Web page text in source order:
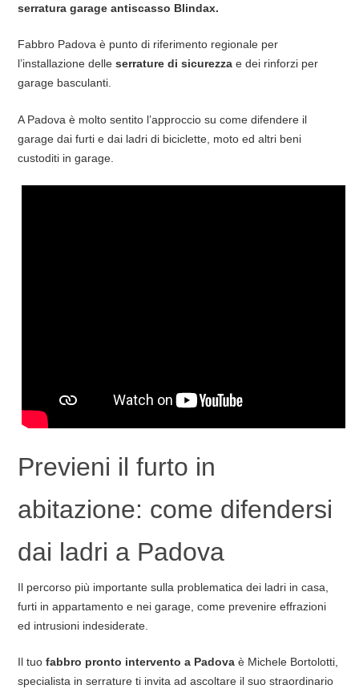
serratura garage antiscasso Blindax.
Fabbro Padova è punto di riferimento regionale per
l’installazione delle serrature di sicurezzae dei rinforzi per
garage basculanti.
A Padova è molto sentito l’approccio su come difendere il
garage dai furti e dai ladri di biciclette, moto ed altri beni
custoditi in garage.
Previeni il furto in
abitazione: come difendersi
dai ladri a Padova
Il percorso più importante sulla problematica dei ladri in casa,
furti in appartamento e nei garage, come prevenire effrazioni
ed intrusioni indesiderate.
Il tuo fabbro pronto intervento a Padovaè Michele Bortolotti,
specialista in serrature ti invita ad ascoltare il suo straordinario